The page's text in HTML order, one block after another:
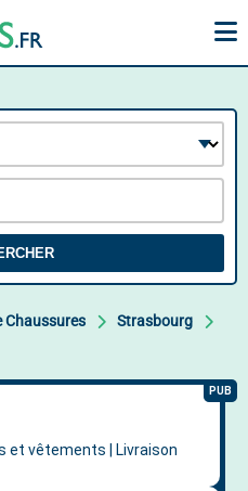
Chaussures
Strasbourg